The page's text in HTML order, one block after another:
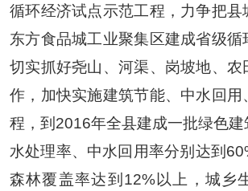
循环经济试点示范工程，力争把县
东方食品城工业聚集区建成省级循
切实抓好尧山、河渠、岗坡地、农
作，加快实施建筑节能、中水回用
程，到 2016年全县建成一批绿色
水处理率、中水回用率分别达到
森林覆盖率达到 12%以上，城乡